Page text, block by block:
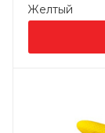
Желтый